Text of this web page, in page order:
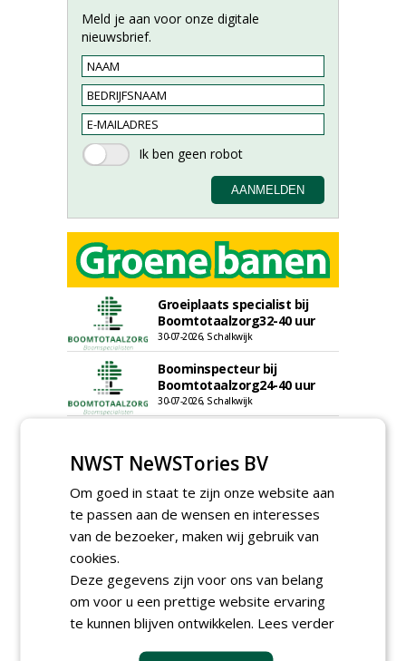
Meld je aan voor onze digitale
nieuwsbrief.
Groeiplaats specialist bij
Boomtotaalzorg32-40 uur
30-07-2026, Schalkwijk
Boominspecteur bij
Boomtotaalzorg24-40 uur
30-07-2026, Schalkwijk
22-07-2026, Udenhout
Rayon- account manager
Nederland; regio Noord &
regio Zuid
18-06-2026, Noord & regio Zuid
ETW bij Weijtmans
04-05-2026
Proefveldmedewerker/
Chauffeur
NWST NeWSTories BV
Om goed in staat te zijn onze website aan
te passen aan de wensen en interesses
van de bezoeker, maken wij gebruik van
cookies.
Deze gegevens zijn voor ons van belang
om voor u een prettige website ervaring
te kunnen blijven ontwikkelen. Lees verder